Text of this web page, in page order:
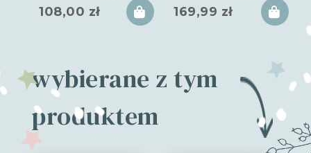
108,00 zł 169,99 zł
wybierane z tym
produktem